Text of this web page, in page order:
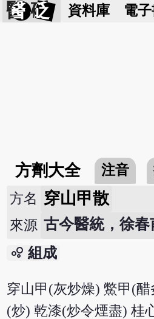
醫 砭 資料庫 電
方劑大全 注音
方名 穿山甲散
來源 古今醫統，徐春
bubble_chart 組成
穿山甲(灰炒燥) 鱉甲(
(炒) 乾漆(炒令煙盡) 桂